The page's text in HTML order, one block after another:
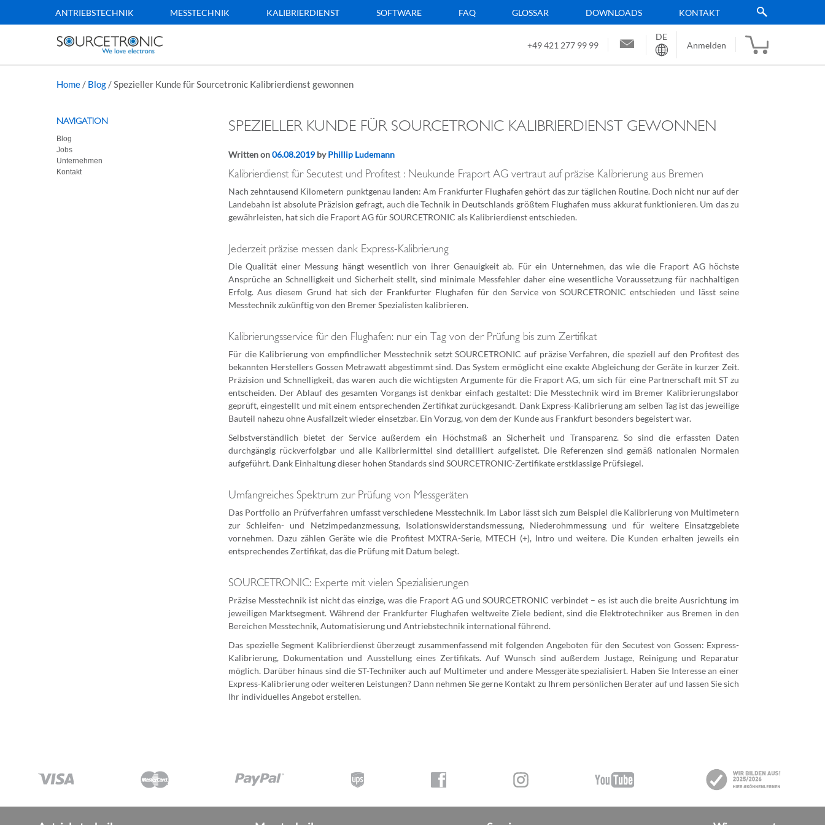
ANTRIEBSTECHNIK MESSTECHNIK KALIBRIERDIENST SOFTWARE FAQ GLOSSAR DOWNLOADS KONTAKT
+49 421 277 99 99
Sprache
DE
Anmelden
Home / Blog /Spezieller Kunde für Sourcetronic Kalibrierdienst gewonnen
SPEZIELLER KUNDE FÜR SOURCETRONIC KALIBRIERDIENST GEWONNEN
Written on06.08.2019 byPhillip Ludemann
Kalibrierdienst für Secutest und Profitest : Neukunde Fraport AG vertraut auf präzise Kalibrierung aus Bremen
Nach zehntausend Kilometern punktgenau landen: Am Frankfurter Flughafen gehört das zur täglichen Routine. Doch nicht nur auf der
Landebahn ist absolute Präzision gefragt, auch die Technik in Deutschlands größtem Flughafen muss akkurat funktionieren. Um das zu
gewährleisten, hat sich die Fraport AG für SOURCETRONIC als Kalibrierdienst entschieden.
Jederzeit präzise messen dank Express-Kalibrierung
Die Qualität einer Messung hängt wesentlich von ihrer Genauigkeit ab. Für ein Unternehmen, das wie die Fraport AG höchste
Ansprüche an Schnelligkeit und Sicherheit stellt, sind minimale Messfehler daher eine wesentliche Voraussetzung für nachhaltigen
Erfolg. Aus diesem Grund hat sich der Frankfurter Flughafen für den Service von SOURCETRONIC entschieden und lässt seine
Messtechnik zukünftig von den Bremer Spezialisten kalibrieren.
Kalibrierungsservice für den Flughafen: nur ein Tag von der Prüfung bis zum Zertifikat
Für die Kalibrierung von empfindlicher Messtechnik setzt SOURCETRONIC auf präzise Verfahren, die speziell auf den Profitest des
bekannten Herstellers Gossen Metrawatt abgestimmt sind. Das System ermöglicht eine exakte Abgleichung der Geräte in kurzer Zeit.
Präzision und Schnelligkeit, das waren auch die wichtigsten Argumente für die Fraport AG, um sich für eine Partnerschaft mit ST zu
entscheiden. Der Ablauf des gesamten Vorgangs ist denkbar einfach gestaltet: Die Messtechnik wird im Bremer Kalibrierungslabor
geprüft, eingestellt und mit einem entsprechenden Zertifikat zurückgesandt. Dank Express-Kalibrierung am selben Tag ist das jeweilige
Bauteil nahezu ohne Ausfallzeit wieder einsetzbar. Ein Vorzug, von dem der Kunde aus Frankfurt besonders begeistert war.
Selbstverständlich bietet der Service außerdem ein Höchstmaß an Sicherheit und Transparenz. So sind die erfassten Daten
durchgängig rückverfolgbar und alle Kalibriermittel sind detailliert aufgelistet. Die Referenzen sind gemäß nationalen Normalen
aufgeführt. Dank Einhaltung dieser hohen Standards sind SOURCETRONIC-Zertifikate erstklassige Prüfsiegel.
Umfangreiches Spektrum zur Prüfung von Messgeräten
Das Portfolio an Prüfverfahren umfasst verschiedene Messtechnik. Im Labor lässt sich zum Beispiel die Kalibrierung von Multimetern
zur Schleifen- und Netzimpedanzmessung, Isolationswiderstandsmessung, Niederohmmessung und für weitere Einsatzgebiete
vornehmen. Dazu zählen Geräte wie die Profitest MXTRA-Serie, MTECH (+), Intro und weitere. Die Kunden erhalten jeweils ein
entsprechendes Zertifikat, das die Prüfung mit Datum belegt.
SOURCETRONIC: Experte mit vielen Spezialisierungen
Präzise Messtechnik ist nicht das einzige, was die Fraport AG und SOURCETRONIC verbindet – es ist auch die breite Ausrichtung im
jeweiligen Marktsegment. Während der Frankfurter Flughafen weltweite Ziele bedient, sind die Elektrotechniker aus Bremen in den
Bereichen Messtechnik, Automatisierung und Antriebstechnik international führend.
Das spezielle Segment Kalibrierdienst überzeugt zusammenfassend mit folgenden Angeboten für den Secutest von Gossen: Express-
Kalibrierung, Dokumentation und Ausstellung eines Zertifikats. Auf Wunsch sind außerdem Justage, Reinigung und Reparatur
möglich. Darüber hinaus sind die ST-Techniker auch auf Multimeter und andere Messgeräte spezialisiert. Haben Sie Interesse an einer
Express-Kalibrierung oder weiteren Leistungen? Dann nehmen Sie gerne Kontakt zu Ihrem persönlichen Berater auf und lassen Sie sich
Ihr individuelles Angebot erstellen.
NAVIGATION
Blog
Jobs
Unternehmen
Kontakt